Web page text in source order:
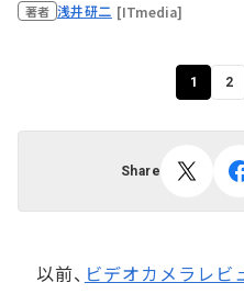
著者 浅井研二 [ITmedia]
1 2
Share
以前、 ビデオカメラレビ